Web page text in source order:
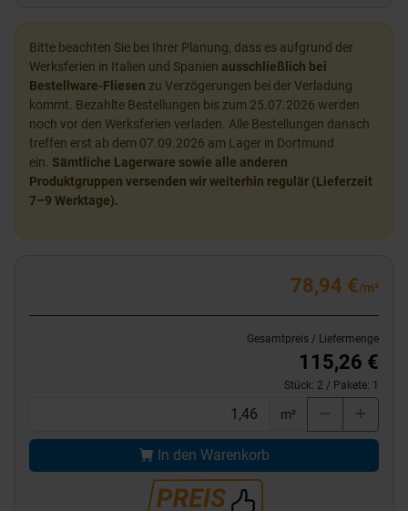
Bitte beachten Sie bei Ihrer Planung, dass es aufgrund der
Werksferien in Italien und Spanien ausschließlich bei
Bestellware-Fliesen zu Verzögerungen bei der Verladung
kommt. Bezahlte Bestellungen bis zum 25.07.2026 werden
noch vor den Werksferien verladen. Alle Bestellungen danach
treffen erst ab dem 07.09.2026 am Lager in Dortmund
ein. Sämtliche Lagerware sowie alle anderen
Produktgruppen versenden wir weiterhin regulär (Lieferzeit
7–9 Werktage).
78,94 €/m²
Gesamtpreis / Liefermenge
115,26 €
Stück: 2 / Pakete: 1
m²
In den Warenkorb